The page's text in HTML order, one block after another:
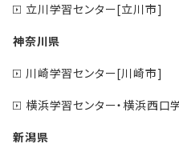
立川学習センター[立川市]
神奈川県
川崎学習センター[川崎市]
横浜学習センター・横浜西口
新潟県